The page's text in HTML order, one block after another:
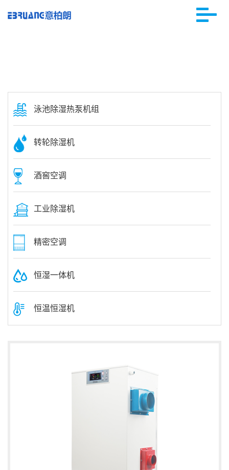
泳池除湿热泵机组
转轮除湿机
酒窖空调
工业除湿机
精密空调
恒湿一体机
恒温恒湿机